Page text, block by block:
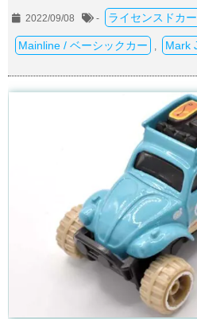
2022/09/08 - ライセンスドカ
Mainline / ベーシックカー Mark